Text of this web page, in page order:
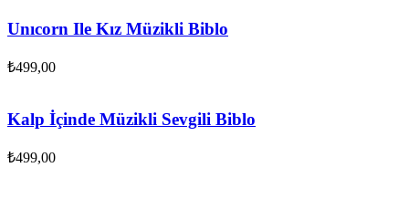
Unıcorn Ile Kız Müzikli Biblo
₺499,00
Kalp İçinde Müzikli Sevgili Biblo
₺499,00